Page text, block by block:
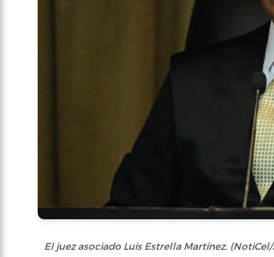
El juez asociado Luis Estrella Martínez. (NotiCel/